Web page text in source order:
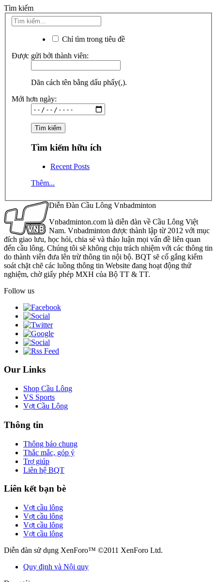
Tìm kiếm
Chỉ tìm trong tiêu đề
Được gửi bởi thành viên:
Dãn cách tên bằng dấu phẩy(,).
Mới hơn ngày:
Tìm kiếm hữu ích
Recent Posts
Thêm...
Diễn Đàn Cầu Lông Vnbadminton
Vnbadminton.com là diễn đàn về Cầu Lông Việt
Nam. Vnbadminton được thành lập từ 2012 với mục
đích giao lưu, học hỏi, chia sẻ và thảo luận mọi vấn đề liên quan
đến cầu lông. Chúng tôi sẽ không chịu trách nhiệm với các thông tin
do thành viên đưa lên trừ thông tin nội bộ. BQT sẽ cố gắng kiểm
soát chặt chẽ các luồng thông tin Website đang hoạt động thử
nghiệm, chờ giấy phép MXH của Bộ TT & TT.
Follow us
Our Links
Shop Cầu Lông
VS Sports
Vợt Cầu Lông
Thông tin
Thông báo chung
Thắc mắc, góp ý
Trợ giúp
Liên hệ BQT
Liên kết bạn bè
Vợt cầu lông
Vợt cầu lông
Vợt cầu lông
Vợt cầu lông
Diễn đàn sử dụng XenForo™ ©2011 XenForo Ltd.
Quy định và Nội quy